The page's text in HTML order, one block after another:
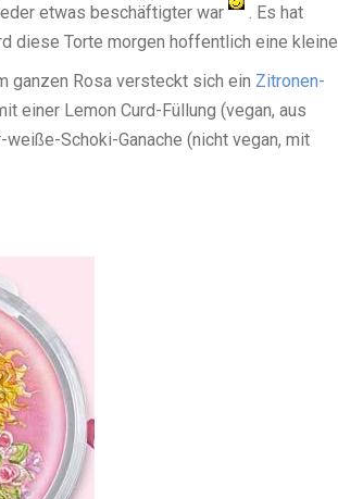
etwas beschäftigter war
. Es hat
diese Torte morgen hoffentlich eine kleine
ganzen Rosa versteckt sich ein Zitronen-
einer Lemon Curd-Füllung (vegan, aus
Schoki-Ganache (nicht vegan, mit